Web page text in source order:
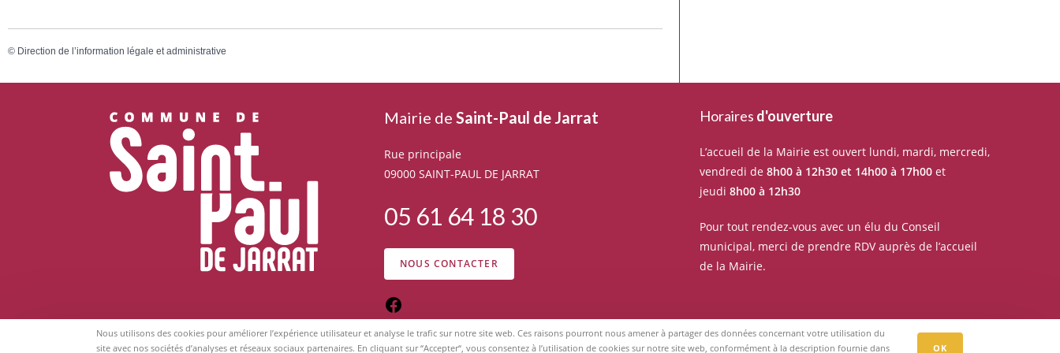
© Direction de l’information légale et administrative
Mairie de Saint-Paul de Jarrat
Rue principale
09000 SAINT-PAUL DE JARRAT
05 61 64 18 30
NOUS CONTACTER
Horaires d'ouverture
L’accueil de la Mairie est ouvert lundi, mardi, mercredi,
vendredi de 8h00 à 12h30 et 14h00 à 17h00et
jeudi 8h00 à 12h30
Pour tout rendez-vous avec un élu du Conseil
municipal, merci de prendre RDV auprès de l’accueil
de la Mairie.
Nous utilisons des cookies pour améliorer l’expérience utilisateur et analyse le trafic sur notre site web. Ces raisons pourront nous amener à partager des données concernant votre utilisation du
site avec nos sociétés d’analyses et réseaux sociaux partenaires. En cliquant sur “Accepter“, vous consentez à l’utilisation de cookies sur notre site web, conformément à la description fournie dans
OK